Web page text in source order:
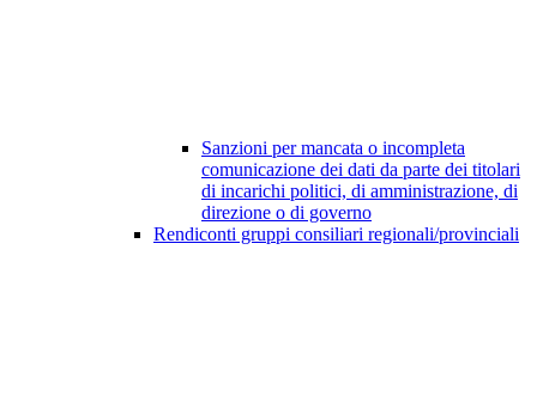
Sanzioni per mancata o incompleta
comunicazione dei dati da parte dei titolari
di incarichi politici, di amministrazione, di
direzione o di governo
Rendiconti gruppi consiliari regionali/provinciali